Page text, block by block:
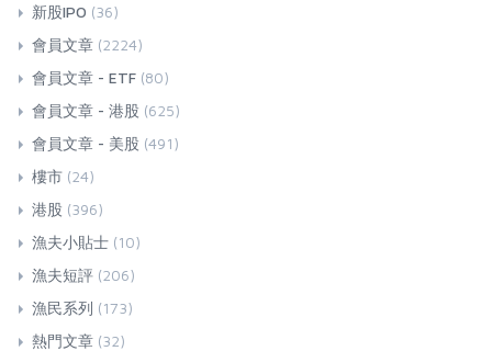
新股IPO (36)
會員文章 (2224)
會員文章 - ETF (80)
會員文章 - 港股 (625)
會員文章 - 美股 (491)
樓市 (24)
港股 (396)
漁夫小貼士 (10)
漁夫短評 (206)
漁民系列 (173)
熱門文章 (32)